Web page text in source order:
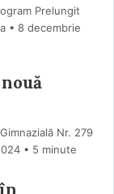
Prelungit
8 decembrie
Nr. 279
• 5 minute